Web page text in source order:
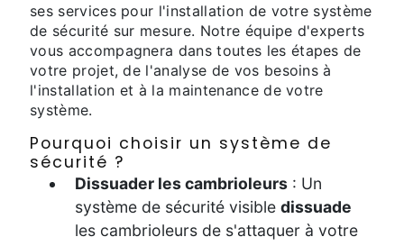
ses services pour l'installation de votre système
de sécurité sur mesure. Notre équipe d'experts
vous accompagnera dans toutes les étapes de
votre projet, de l'analyse de vos besoins à
l'installation et à la maintenance de votre
système.
Pourquoi choisir un système de
sécurité ?
Dissuader les cambrioleurs : Un
système de sécurité visible dissuade
les cambrioleurs de s'attaquer à votre